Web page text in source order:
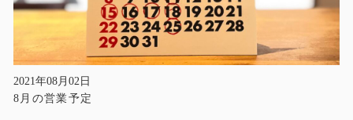
2021年08月02日
8月の営業予定